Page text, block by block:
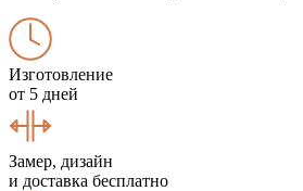
Изготовление
от 5 дней
Замер, дизайн
и доставка бесплатно